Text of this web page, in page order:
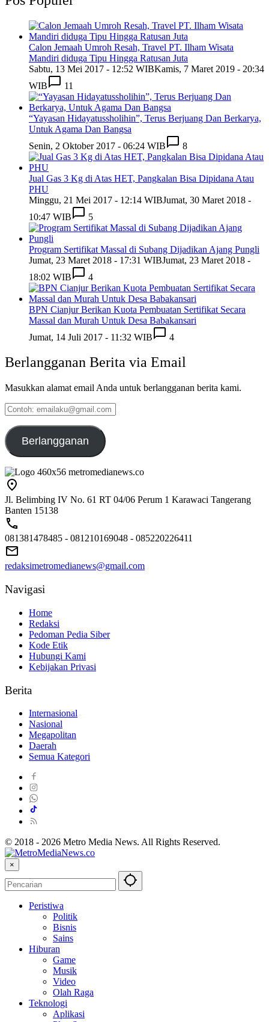
Calon Jemaah Umroh Resah, Travel PT. Ilham Wisata
Mandiri diduga Tipu Hingga Ratusan Juta
Sabtu, 13 Mei 2017 - 12:52 WIBKamis, 7 Maret 2019 - 20:34
WIB
11
“Yayasan Hidayatussholihin”, Terus Berjuang Dan Berkarya,
Untuk Agama Dan Bangsa
Senin, 2 Oktober 2017 - 06:24 WIB
8
Jual Gas 3 Kg di Atas HET, Pangkalan Bisa Dipidana Atau
PHU
Minggu, 21 Mei 2017 - 12:14 WIBJumat, 30 Maret 2018 -
10:47 WIB
5
Program Sertifikat Massal di Subang Dijadikan Ajang Pungli
Jumat, 23 Maret 2018 - 17:31 WIBJumat, 23 Maret 2018 -
18:02 WIB
4
BPN Cianjur Berikan Kuota Pembuatan Sertifikat Secara
Massal dan Murah Untuk Desa Babakansari
Jumat, 14 Juli 2017 - 11:32 WIB
4
Berlangganan Berita via Email
Masukkan alamat email Anda untuk berlangganan berita kami.
Contoh:
emailaku@gmail.com
Berlangganan
Jl. Belimbing IV No. 61 RT 04/06 Perum 1 Karawaci Tangerang
Banten 15138
081381478485 - 081210169048 - 085220226411
redaksimetromedianews@gmail.com
Navigasi
Home
Redaksi
Pedoman Pedia Siber
Kode Etik
Hubungi Kami
Kebijakan Privasi
Berita
Internasional
Nasional
Megapolitan
Daerah
Semua Kategori
© 2018 - 2026 Metro Media News. All Rights Reserved.
×
Peristiwa
Politik
Bisnis
Sains
Hiburan
Game
Musik
Video
Olah Raga
Teknologi
Aplikasi